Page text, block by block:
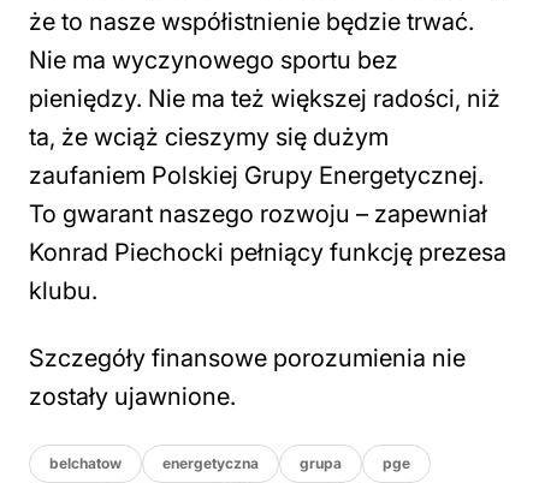
że to nasze współistnienie będzie trwać.
Nie ma wyczynowego sportu bez
pieniędzy. Nie ma też większej radości, niż
ta, że wciąż cieszymy się dużym
zaufaniem Polskiej Grupy Energetycznej.
To gwarant naszego rozwoju – zapewniał
Konrad Piechocki pełniący funkcję prezesa
klubu.
Szczegóły finansowe porozumienia nie
zostały ujawnione.
belchatow energetyczna grupa pge